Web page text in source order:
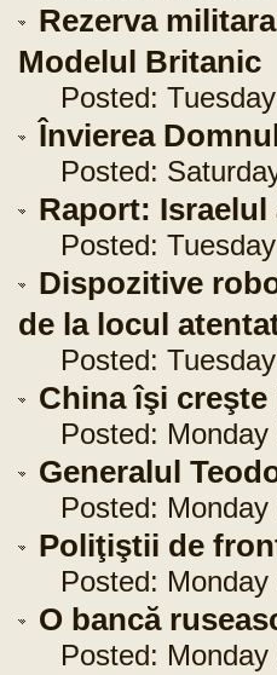
Rezerva
Modelul Britanic
Posted: Tuesday
Învierea
Posted: Saturday
Raport:
Posted: Tuesday
Dispozitive
de la locul
Posted: Tuesday
China îşi
Posted: Monday
Generalul
Posted: Monday
Poliţiştii de
Posted: Monday
O bancă
Posted: Monday